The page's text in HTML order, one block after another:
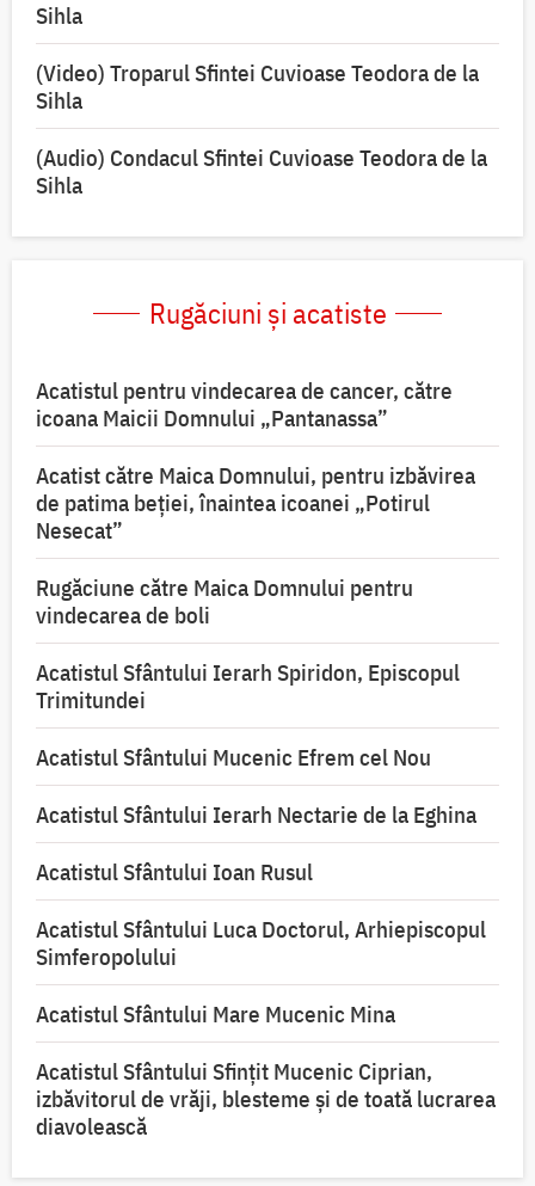
Sihla
(Video) Troparul Sfintei Cuvioase Teodora de la
Sihla
(Audio) Condacul Sfintei Cuvioase Teodora de la
Sihla
Rugăciuni și acatiste
Acatistul pentru vindecarea de cancer, către
icoana Maicii Domnului „Pantanassa”
Acatist către Maica Domnului, pentru izbăvirea
de patima beției, înaintea icoanei „Potirul
Nesecat”
Rugăciune către Maica Domnului pentru
vindecarea de boli
Acatistul Sfântului Ierarh Spiridon, Episcopul
Trimitundei
Acatistul Sfântului Mucenic Efrem cel Nou
Acatistul Sfântului Ierarh Nectarie de la Eghina
Acatistul Sfântului Ioan Rusul
Acatistul Sfântului Luca Doctorul, Arhiepiscopul
Simferopolului
Acatistul Sfântului Mare Mucenic Mina
Acatistul Sfântului Sfințit Mucenic Ciprian,
izbăvitorul de vrăji, blesteme și de toată lucrarea
diavolească